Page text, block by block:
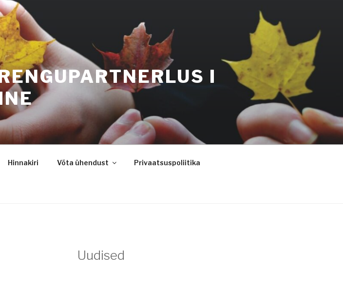
I
Hinnakiri Võta ühendust Privaatsuspoliitika
Uudised